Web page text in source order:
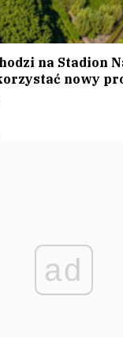
na Stadion
nowy
ad